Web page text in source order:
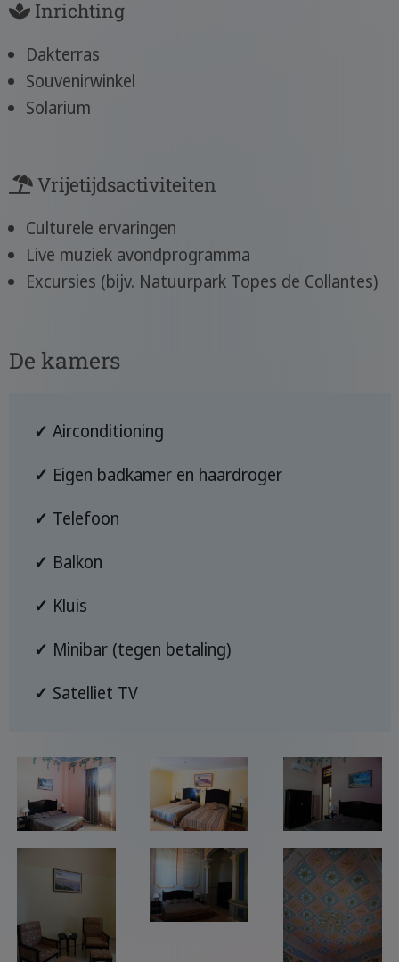
Inrichting
Dakterras
Souvenirwinkel
Solarium
Vrijetijdsactiviteiten
Culturele ervaringen
Live muziek avondprogramma
Excursies (bijv. Natuurpark Topes de Collantes)
De kamers
✓ Airconditioning
✓ Eigen badkamer en haardroger
✓ Telefoon
✓ Balkon
✓ Kluis
✓ Minibar (tegen betaling)
✓ Satelliet TV